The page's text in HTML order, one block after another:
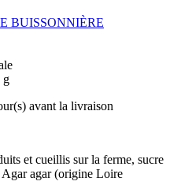
BUISSONNIÈRE
g
avant la livraison
et cueillis sur la ferme, sucre
agar (origine Loire